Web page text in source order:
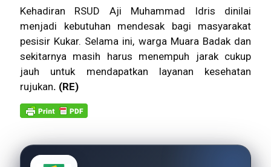
Kehadiran RSUD Aji Muhammad Idris dinilai
menjadi kebutuhan mendesak bagi masyarakat
pesisir Kukar. Selama ini, warga Muara Badak dan
sekitarnya masih harus menempuh jarak cukup
jauh untuk mendapatkan layanan kesehatan
rujukan. (RE)